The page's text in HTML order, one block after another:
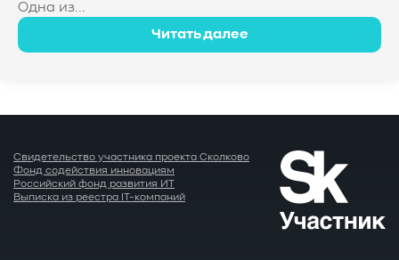
Одна из...
Читать далее
Свидетельство участника проекта Сколково
Фонд содействия инновациям
Российский фонд развития ИТ
Выписка из реестра IT-компаний